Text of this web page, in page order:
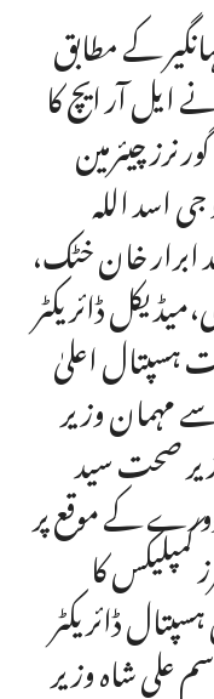
کے مطابق
ایل آر ایچ کا
چیئرمین
اسد اللہ
ابرار خان خٹک،
ڈائریکٹر
ہسپتال اعلیٰ
مہمان وزیر
صحت سید
کے موقع پر
کا
ڈائریکٹر
علی شاہ وزیر